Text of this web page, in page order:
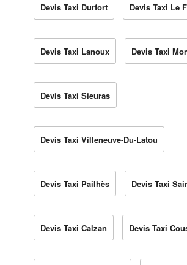
Devis Taxi Durfort Devis Taxi Le
Devis Taxi Lanoux Devis Taxi
Devis Taxi Sieuras
Devis Taxi Villeneuve-Du-Latou
Devis Taxi Pailhès Devis Taxi
Devis Taxi Calzan Devis Taxi